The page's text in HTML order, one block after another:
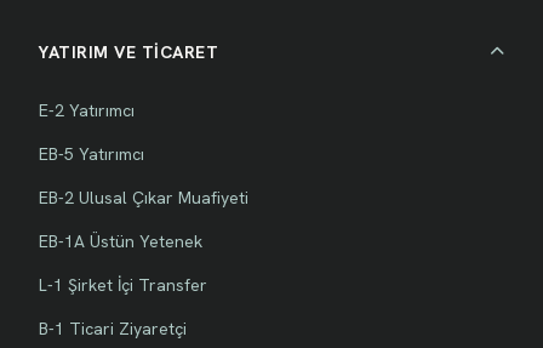
YATIRIM VE TİCARET
E-2 Yatırımcı
EB-5 Yatırımcı
EB-2 Ulusal Çıkar Muafiyeti
EB-1A Üstün Yetenek
L-1 Şirket İçi Transfer
B-1 Ticari Ziyaretçi